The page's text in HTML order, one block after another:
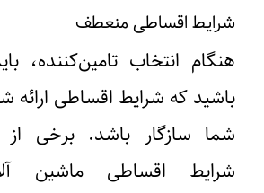
شرایط اقساطی منعطف
هنگام انتخاب تامین‌کننده،
باشید که شرایط اقساطی ارائه
شما سازگار باشد. برخی از
شرایط اقساطی ماشین